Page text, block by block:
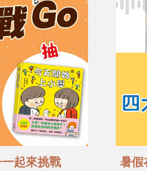
起來挑戰
暑假